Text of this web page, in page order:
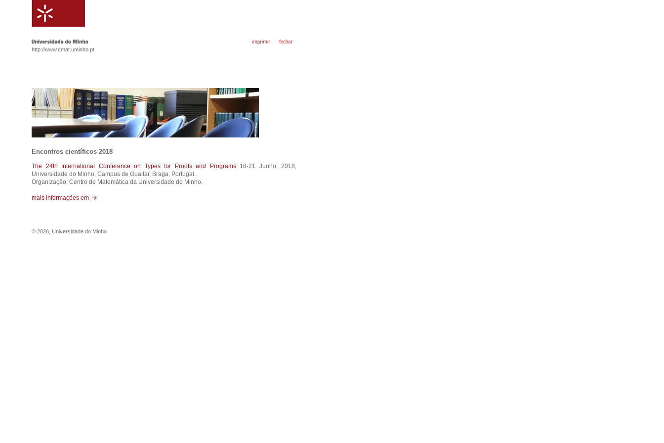
http://www.cmat.uminho.pt
Encontros científicos 2018
The 24th International Conference on Types for Proofs and Programs18-21 Junho, 2018,
Universidade do Minho, Campus de Gualtar, Braga, Portugal.
Organização: Centro de Matemática da Universidade do Minho.
mais informações em
© 2026 Universidade do Minho